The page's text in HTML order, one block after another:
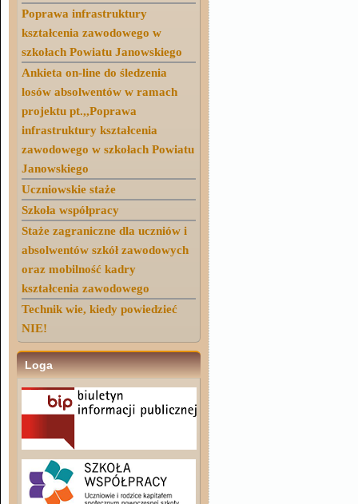
Poprawa infrastruktury
kształcenia zawodowego w
szkołach Powiatu Janowskiego
Ankieta on-line do śledzenia
losów absolwentów w ramach
projektu pt.,,Poprawa
infrastruktury kształcenia
zawodowego w szkołach Powiatu
Janowskiego
Uczniowskie staże
Szkoła współpracy
Staże zagraniczne dla uczniów i
absolwentów szkół zawodowych
oraz mobilność kadry
kształcenia zawodowego
Technik wie, kiedy powiedzieć
NIE!
Loga